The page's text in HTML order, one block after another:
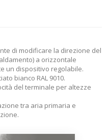
di modificare la direzione del
a orizzontale
un dispositivo regolabile.
bianco RAL 9010.
del terminale per altezze
tra aria primaria e